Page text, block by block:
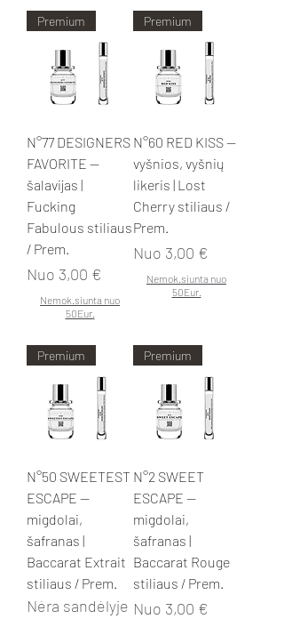
Premium
N°77 DESIGNERS
FAVORITE —
šalavijas |
Fucking
Fabulous stiliaus
/ Prem.
Nuo 3,00 €
Pardavimo kaina
Nemok.siunta nuo
50Eur.
Premium
N°60 RED KISS —
vyšnios, vyšnių
likeris | Lost
Cherry stiliaus /
Prem.
Nuo 3,00 €
Pardavimo kaina
Nemok.siunta nuo
50Eur.
Premium
N°50 SWEETEST
ESCAPE —
migdolai,
šafranas |
Baccarat Extrait
stiliaus / Prem.
Nėra sandėlyje
Premium
N°2 SWEET
ESCAPE —
migdolai,
šafranas |
Baccarat Rouge
stiliaus / Prem.
Nuo 3,00 €
Pardavimo kaina